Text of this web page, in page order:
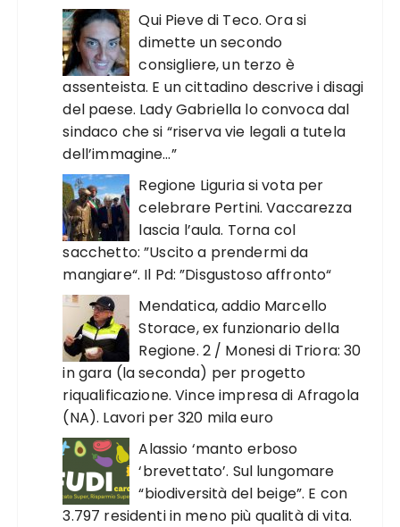
Qui Pieve di Teco. Ora si
dimette un secondo
consigliere, un terzo è
assenteista. E un cittadino descrive i disagi
del paese. Lady Gabriella lo convoca dal
sindaco che si “riserva vie legali a tutela
dell’immagine…”
Regione Liguria si vota per
celebrare Pertini. Vaccarezza
lascia l’aula. Torna col
sacchetto: ”Uscito a prendermi da
mangiare“. Il Pd: ”Disgustoso affronto“
Mendatica, addio Marcello
Storace, ex funzionario della
Regione. 2 / Monesi di Triora: 30
in gara (la seconda) per progetto
riqualificazione. Vince impresa di Afragola
(NA). Lavori per 320 mila euro
Alassio ‘manto erboso
‘brevettato’. Sul lungomare
“biodiversità del beige”. E con
3.797 residenti in meno più qualità di vita.